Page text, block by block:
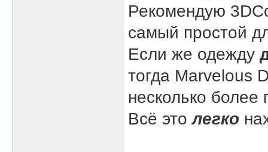
Рекомендую
самый простой
Если же одежду
тогда Marvelous
несколько
Всё этолегко